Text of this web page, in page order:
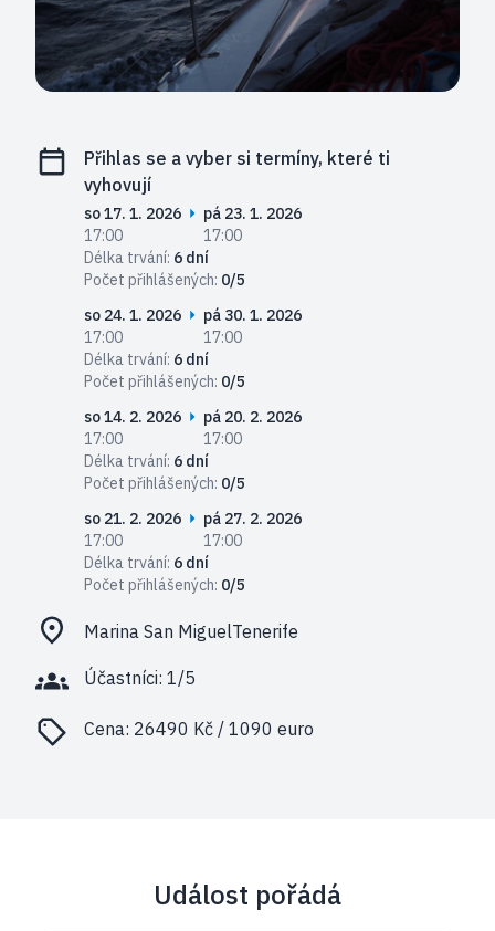
Přihlas se a vyber si termíny, které ti
vyhovují
so 17. 1. 2026
17:00
pá 23. 1. 2026
17:00
Délka trvání: 6 dní
Počet přihlášených: 0/5
so 24. 1. 2026
17:00
pá 30. 1. 2026
17:00
Délka trvání: 6 dní
Počet přihlášených: 0/5
so 14. 2. 2026
17:00
pá 20. 2. 2026
17:00
Délka trvání: 6 dní
Počet přihlášených: 0/5
so 21. 2. 2026
17:00
pá 27. 2. 2026
17:00
Délka trvání: 6 dní
Počet přihlášených: 0/5
Marina San MiguelTenerife
Účastníci: 1/5
Cena: 26490 Kč / 1090 euro
Událost pořádá